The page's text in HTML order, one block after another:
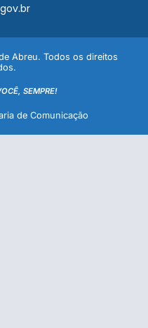
Abreu. Todos os direitos
SEMPRE!
de Comunicação